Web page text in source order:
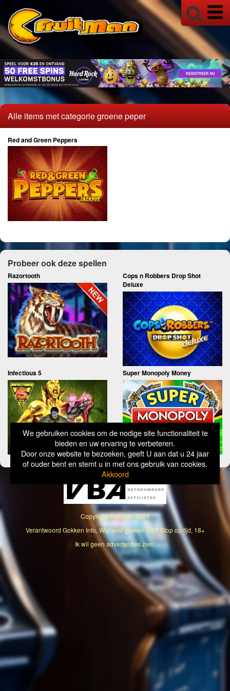
We gebruiken cookies om de nodige site functionaliteit te
bieden en uw ervaring te verbeteren.
Door onze website te bezoeken, geeft U aan dat u 24 jaar
of ouder bent en stemt u in met ons gebruik van cookies.
Akkoord
Gok Overzicht Alles!
Buy Bonus
Jackpot
MULTIPLAYERS
SPIN TO WIN!
Super Stake
TIMERS
18+ Info
Alle items met categorie groene peper
Red and Green Peppers
Probeer ook deze spellen
Razortooth
Cops n Robbers Drop Shot
Deluxe
Infectious 5 Super Monopoly Money
CopyrightFruitman2026
Verantwoord Gokken Info, Wat kost gokken jou? Stop op tijd, 18+
Ik wil geen advertenties zien.